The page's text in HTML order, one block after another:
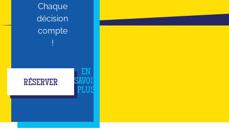
Chaque
décision
compte
!
RÉSERVER
EN
SAVOIR
PLUS